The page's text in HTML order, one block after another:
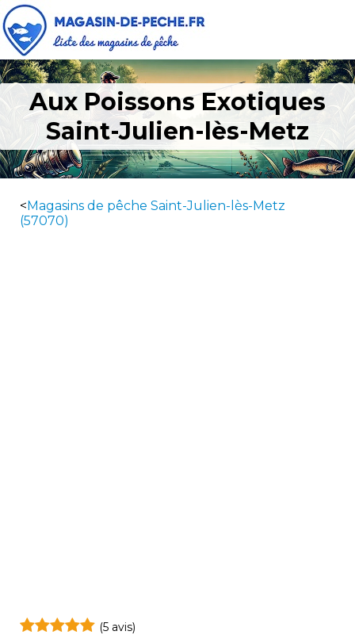
Aux Poissons Exotiques
Saint-Julien-lès-Metz
<Magasins de pêche Saint-Julien-lès-Metz
(57070)
(5 avis)